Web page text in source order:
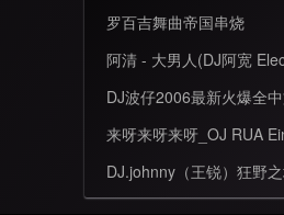
罗百吉舞曲帝国串烧
阿清 - 大男人(DJ阿宽
DJ波仔2006最新火爆全
DJ.johnny（王锐）狂野